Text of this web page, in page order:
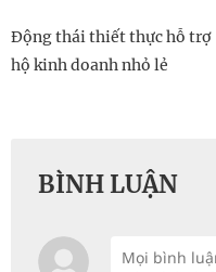
Động thái thiết thực hỗ trợ
hộ kinh doanh nhỏ lẻ
BÌNH LUẬN